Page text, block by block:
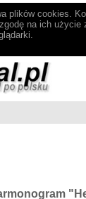
plików cookies.
na ich użycie